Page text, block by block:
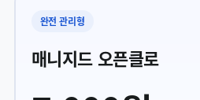
완전 관리형
매니지드 오픈클로